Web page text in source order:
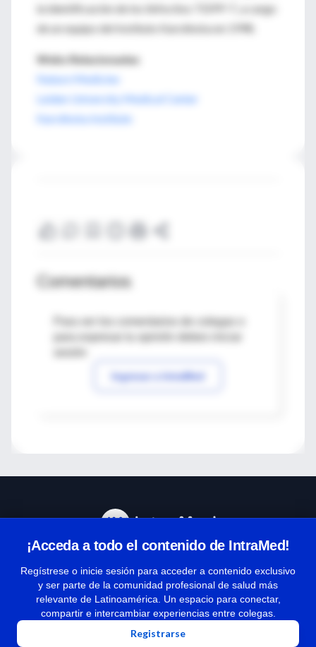
la identificación de los linfocitos TEIPP-T, a cargo
de un equipo del Instituto Karolinska en 1998.
Webs Relacionadas
Nature Medicine
Leiden University Medical Center
Karolinska Institute
Comentarios
Para ver los comentarios de colegas o
Ingresar a IntraMed
¡Acceda a todo el contenido de IntraMed!
Regístrese o inicie sesión para acceder a contenido exclusivo
y ser parte de la comunidad profesional de salud más
relevante de Latinoamérica. Un espacio para conectar,
compartir e intercambiar experiencias entre colegas.
Registrarse
Términos y condiciones
| Políticas de privacidad
| Todos los derechos reservados | Copyright 1997-2026